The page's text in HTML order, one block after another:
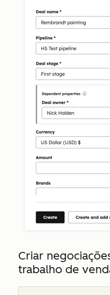
Criar
trabalho de